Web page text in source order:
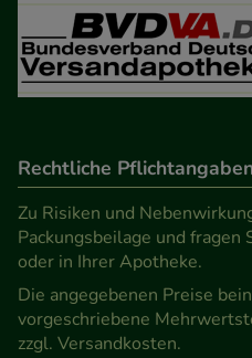
Besuchers oder unsere
Verhaltensweisen (z.B.
anzupassen. Komfort-
auch auf Ihre Bedürfnisse
betreiben.
Statistik & Tracking:
Informationen über die Art
unserer Website
unsere Website weiter
den Inhalt auf unserer
Rechtliche
Zu Risiken und
Packungsbeilage und
oder in Ihrer Apotheke.
Die angegebenen Preise
vorgeschriebene
zzgl. Versandkosten.